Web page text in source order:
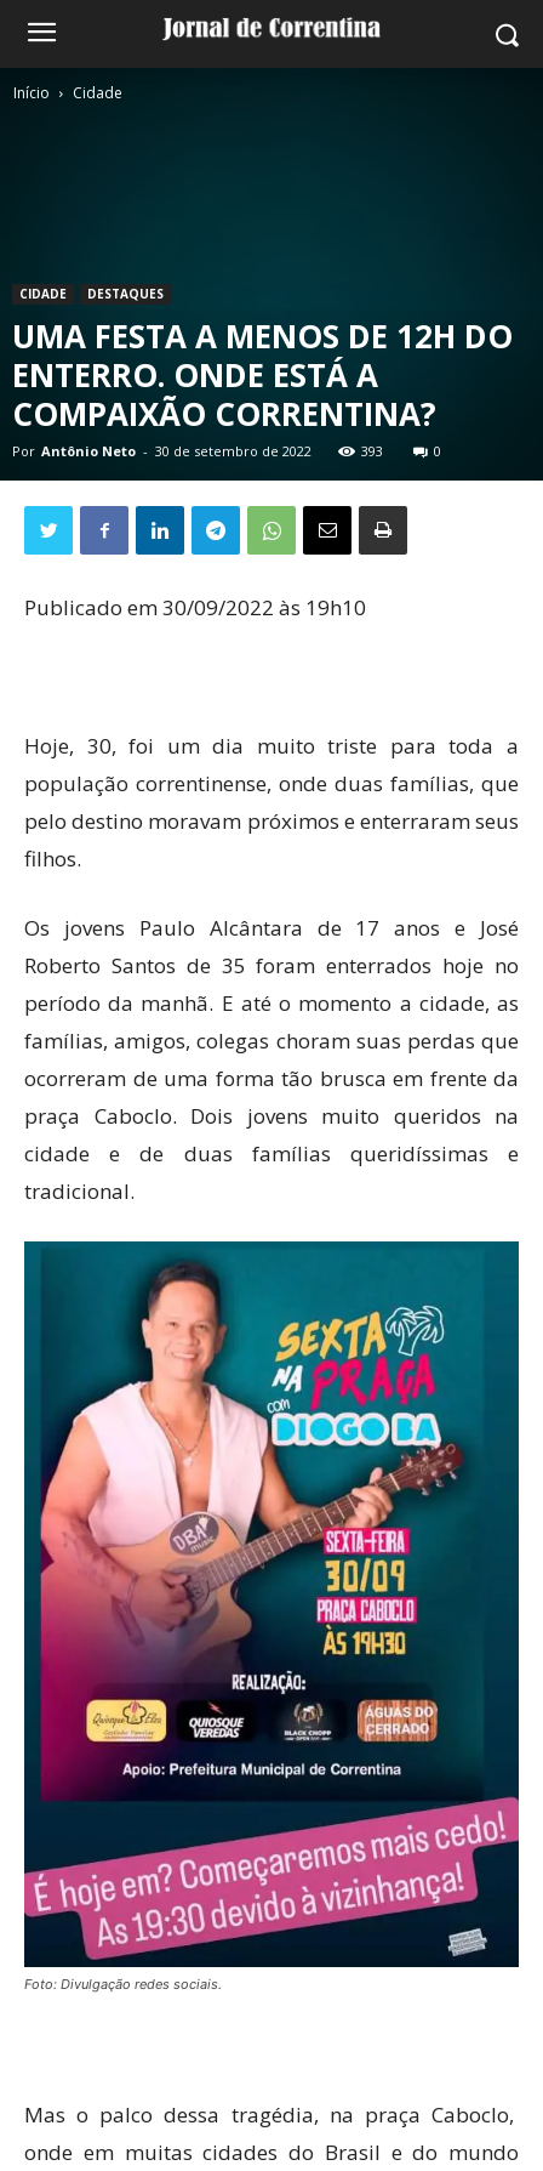
Início Cidade
CIDADE DESTAQUES
UMA FESTA A MENOS DE 12H DO
ENTERRO. ONDE ESTÁ A
COMPAIXÃO CORRENTINA?
Por Antônio Neto - 30 de setembro de 2022 393 0
Publicado em 30/09/2022 às 19h10
Hoje, 30, foi um dia muito triste para toda a
população correntinense, onde duas famílias, que
pelo destino moravam próximos e enterraram seus
filhos.
Os jovens Paulo Alcântara de 17 anos e José
Roberto Santos de 35 foram enterrados hoje no
período da manhã. E até o momento a cidade, as
famílias, amigos, colegas choram suas perdas que
ocorreram de uma forma tão brusca em frente da
praça Caboclo. Dois jovens muito queridos na
cidade e de duas famílias queridíssimas e
tradicional.
Foto: Divulgação redes sociais.
Mas o palco dessa tragédia, na praça Caboclo,
onde em muitas cidades do Brasil e do mundo